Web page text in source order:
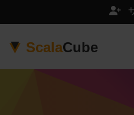
ScalaCube